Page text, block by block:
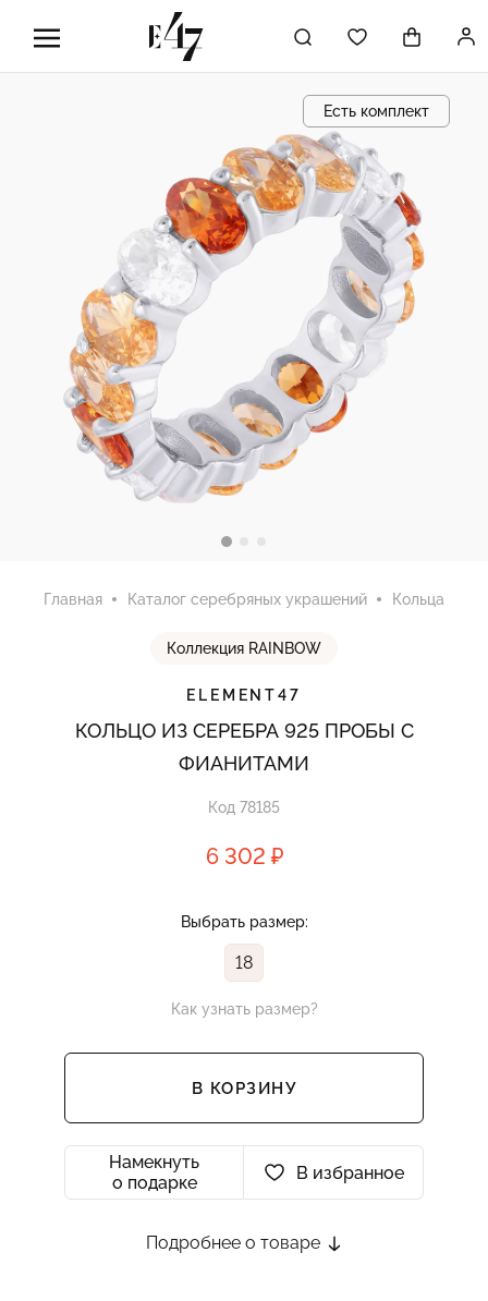
Есть комплект
Главная Каталог серебряных украшений Кольца
Коллекция RAINBOW
ELEMENT47
КОЛЬЦО ИЗ СЕРЕБРА 925 ПРОБЫ С
ФИАНИТАМИ
Код 78185
6 302 ₽
Выбрать размер:
18
Как узнать размер?
В КОРЗИНУ
Намекнуть
о подарке
В избранное
Подробнее о товаре